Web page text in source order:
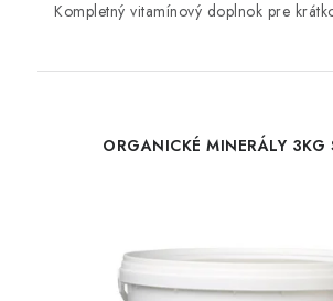
Kompletný vitamínový doplnok pre
ORGANICKÉ MINERÁLY 3KG